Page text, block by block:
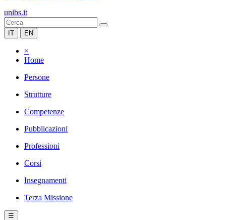
unibs.it
IT EN
×
Home
Persone
Strutture
Competenze
Pubblicazioni
Professioni
Corsi
Insegnamenti
Terza Missione
☰